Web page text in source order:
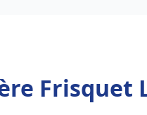
Frisquet